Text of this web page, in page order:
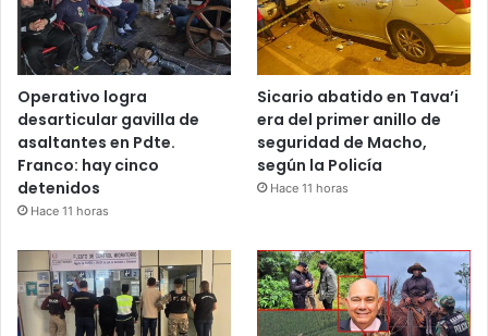
Operativo logra
desarticular gavilla de
asaltantes en Pdte.
Franco: hay cinco
detenidos
Hace 11 horas
Sicario abatido en Tava’i
era del primer anillo de
seguridad de Macho,
según la Policía
Hace 11 horas